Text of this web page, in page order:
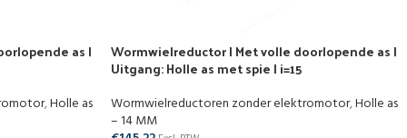
as |
,Holle as
Wormwielreductor | Met volle doorlopende as |
Uitgang: Holle as met spie | i=15
Wormwielreductoren zonder elektromotor,Holle as
– 14 MM